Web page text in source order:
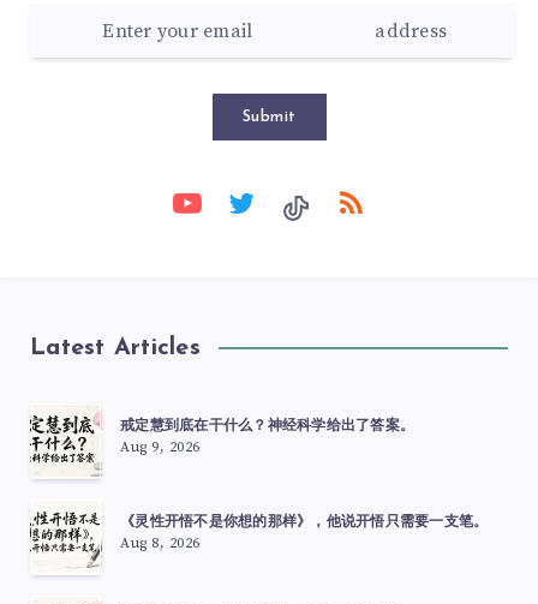
Submit
Latest Articles
戒定慧到底在干什么？神经科学给出了答案。
Aug 9, 2026
《灵性开悟不是你想的那样》，他说开悟只需要一支笔。
Aug 8, 2026